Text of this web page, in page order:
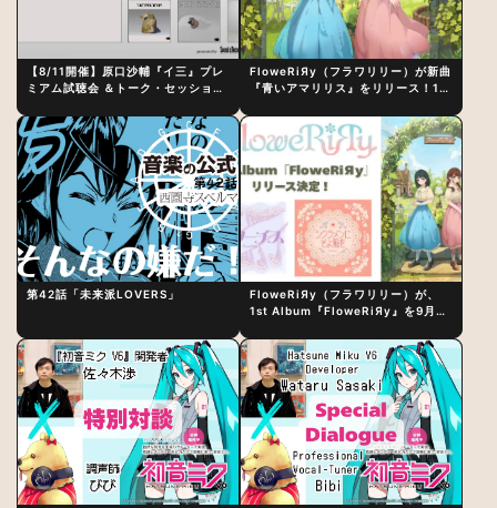
【8/11開催】原口沙輔『イ三』プレ
ミアム試聴会 ＆トーク・セッション
制作秘話
FloweRiЯy（フラワリリー）が新曲
『青いアマリリス』をリリース！1st
第42話「未来派LOVERS」
FloweRiЯy（フラワリリー）が、
1st Album『FloweRiЯy』を9月23